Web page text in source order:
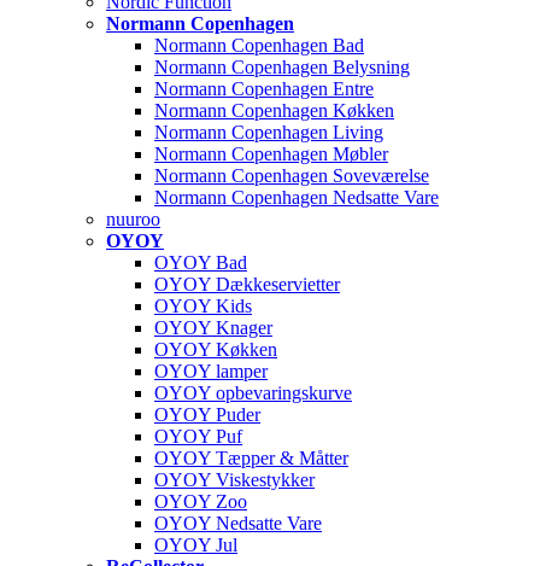
Normann Copenhagen
Normann Copenhagen Bad
Normann Copenhagen Belysning
Normann Copenhagen Entre
Normann Copenhagen Køkken
Normann Copenhagen Living
Normann Copenhagen Møbler
Normann Copenhagen Soveværelse
Normann Copenhagen Nedsatte Vare
nuuroo
OYOY
OYOY Bad
OYOY Dækkeservietter
OYOY Kids
OYOY Knager
OYOY Køkken
OYOY lamper
OYOY opbevaringskurve
OYOY Puder
OYOY Puf
OYOY Tæpper & Måtter
OYOY Viskestykker
OYOY Zoo
OYOY Nedsatte Vare
OYOY Jul